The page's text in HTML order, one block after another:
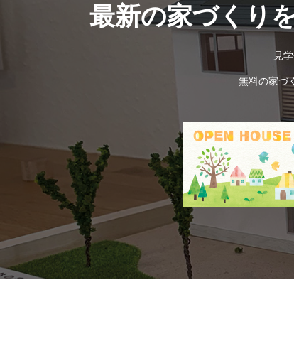
最新の家づくり
見
無料の家づ